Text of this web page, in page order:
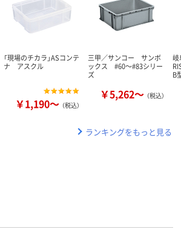
「現場のチカラ」ASコンテ
ナ アスクル
￥1,190～ （税込）
三甲／サンコー サンボ
ックス #60～#83シリー
ズ
￥5,262～ （税込）
岐
B
ランキングをもっと見る